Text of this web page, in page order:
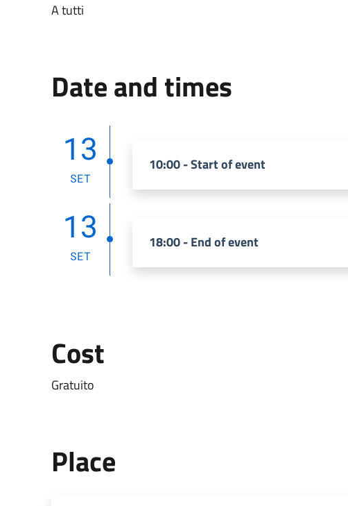
A tutti
Date and times
13
SET
10:00 - Start of event
13
SET
18:00 - End of event
Cost
Gratuito
Place